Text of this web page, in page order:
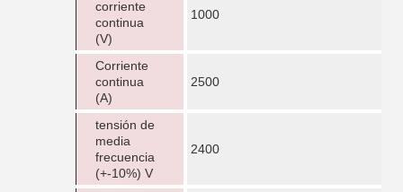
corriente
continua
(V)
1000
Corriente
continua
(A)
2500
tensión de
media
frecuencia
(+-10%) V
2400